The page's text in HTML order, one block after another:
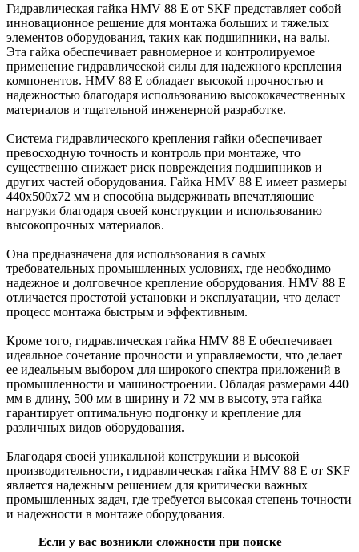
Гидравлическая гайка HMV 88 E от SKF представляет собой
инновационное решение для монтажа больших и тяжелых
элементов оборудования, таких как подшипники, на валы.
Эта гайка обеспечивает равномерное и контролируемое
применение гидравлической силы для надежного крепления
компонентов. HMV 88 E обладает высокой прочностью и
надежностью благодаря использованию высококачественных
материалов и тщательной инженерной разработке.
Система гидравлического крепления гайки обеспечивает
превосходную точность и контроль при монтаже, что
существенно снижает риск повреждения подшипников и
других частей оборудования. Гайка HMV 88 E имеет размеры
440x500x72 мм и способна выдерживать впечатляющие
нагрузки благодаря своей конструкции и использованию
высокопрочных материалов.
Она предназначена для использования в самых
требовательных промышленных условиях, где необходимо
надежное и долговечное крепление оборудования. HMV 88 E
отличается простотой установки и эксплуатации, что делает
процесс монтажа быстрым и эффективным.
Кроме того, гидравлическая гайка HMV 88 E обеспечивает
идеальное сочетание прочности и управляемости, что делает
ее идеальным выбором для широкого спектра приложений в
промышленности и машиностроении. Обладая размерами 440
мм в длину, 500 мм в ширину и 72 мм в высоту, эта гайка
гарантирует оптимальную подгонку и крепление для
различных видов оборудования.
Благодаря своей уникальной конструкции и высокой
производительности, гидравлическая гайка HMV 88 E от SKF
является надежным решением для критически важных
промышленных задач, где требуется высокая степень точности
и надежности в монтаже оборудования.
Если у вас возникли сложности при поиске